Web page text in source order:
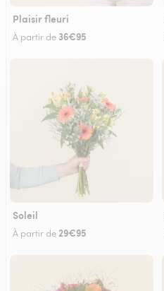
Plaisir fleuri
À partir de 36€95
Soleil
À partir de 29€95